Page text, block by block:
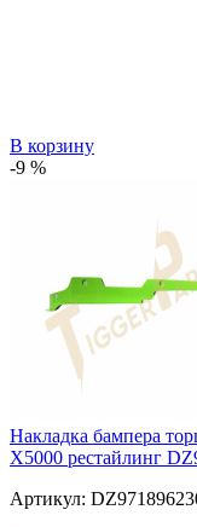
В корзину
-9 %
Накладка бампера
X5000 рестайлинг
Артикул: